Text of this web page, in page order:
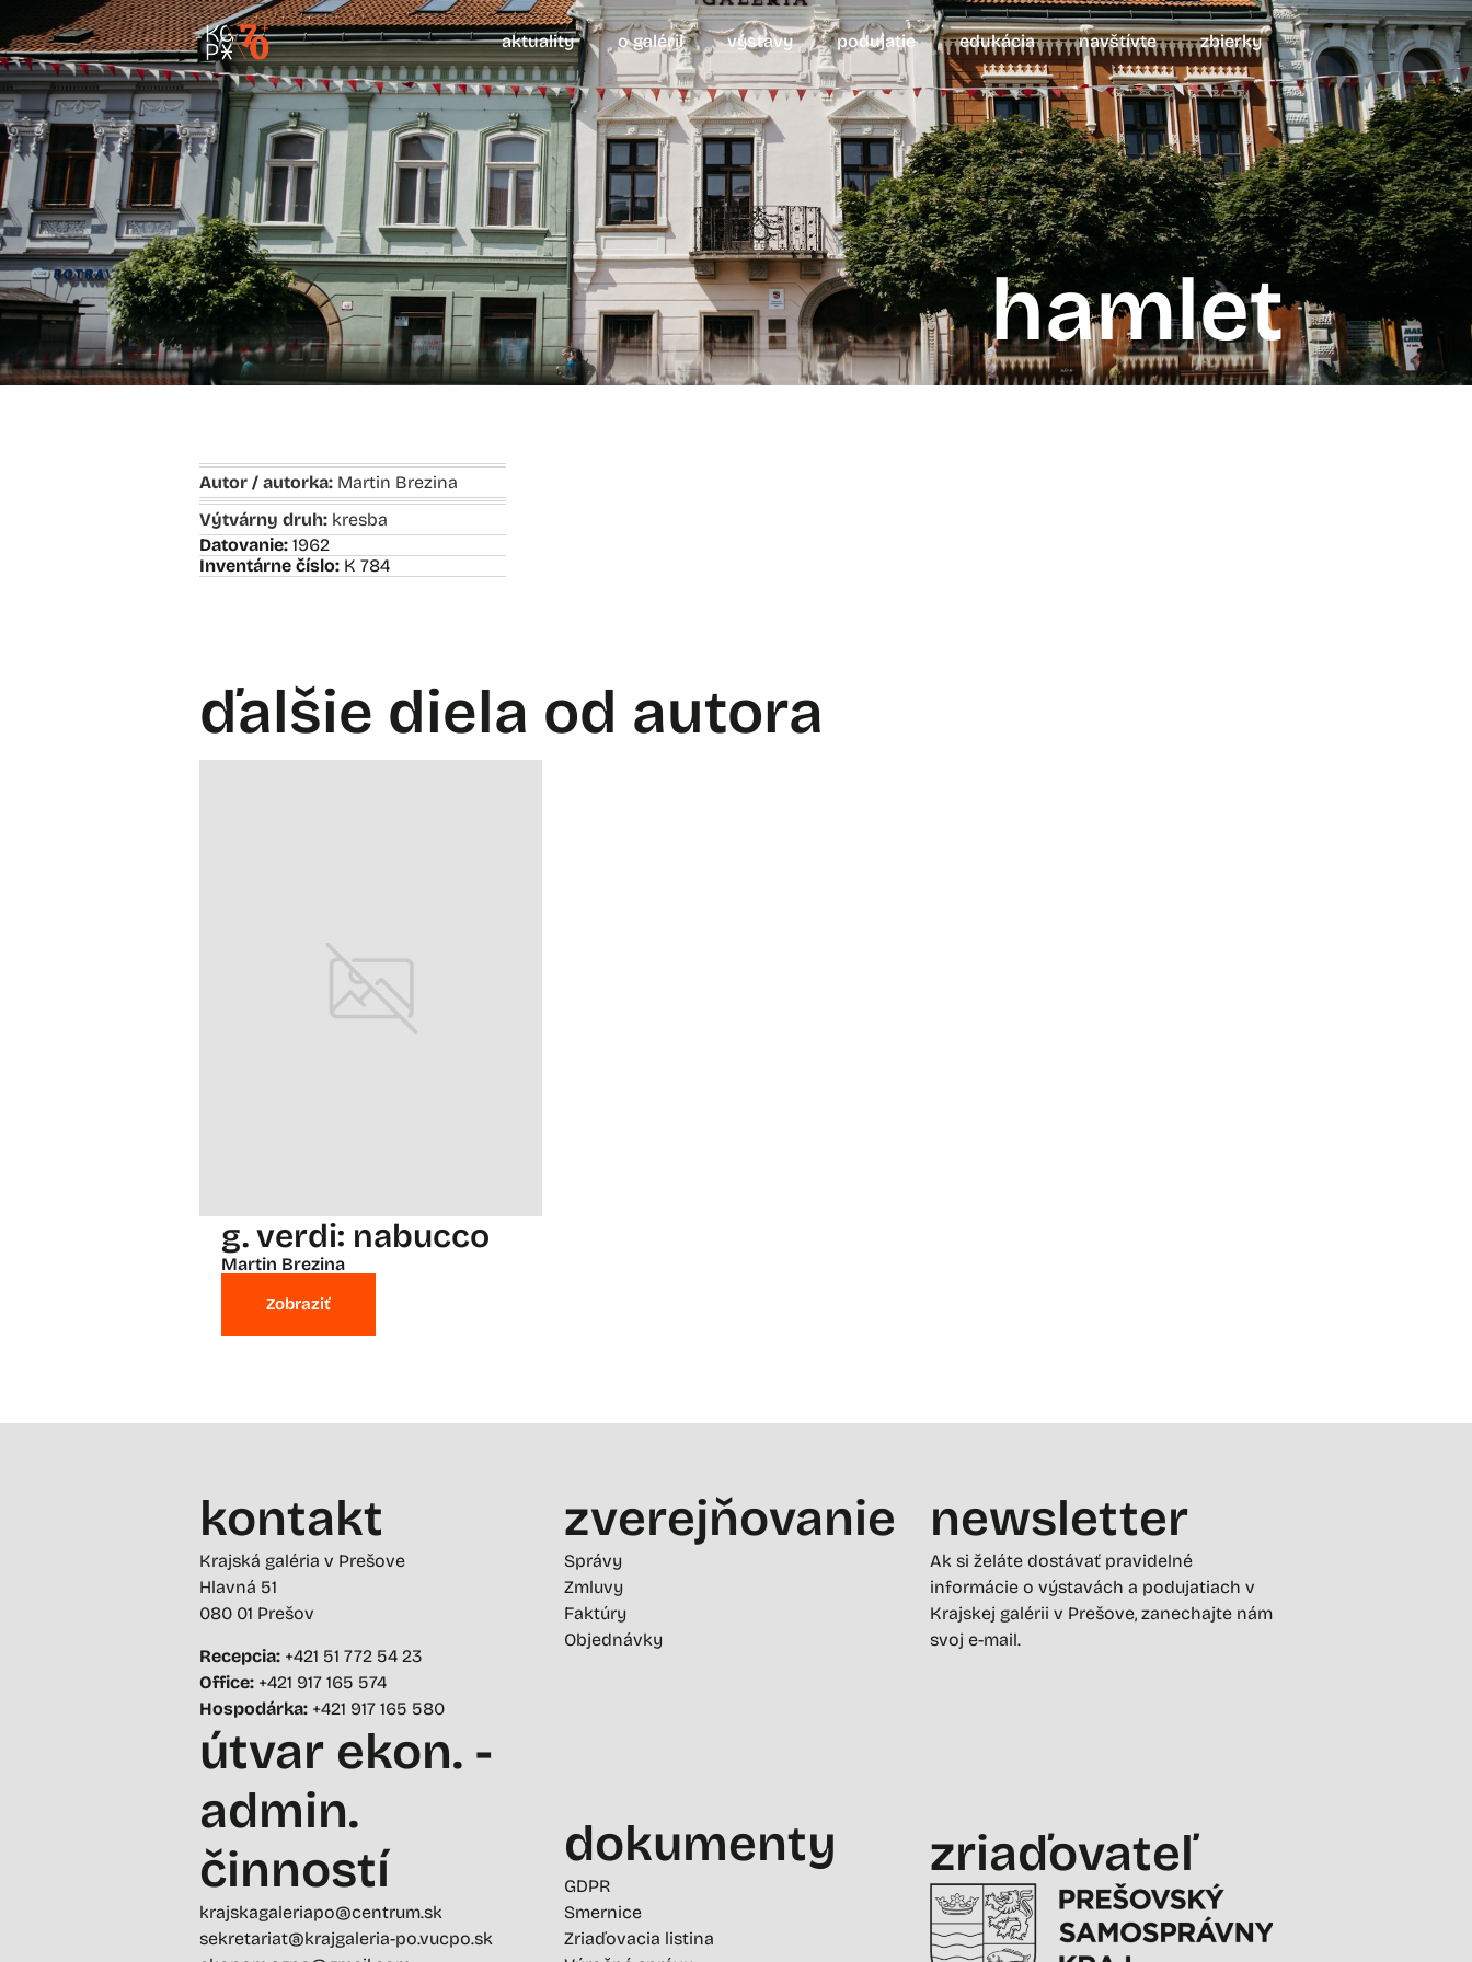
aktuality o galérii výstavy podujatie edukácia navštívte zbierky
hamlet
Autor / autorka: Martin Brezina
Výtvárny druh: kresba
Datovanie: 1962
Inventárne číslo: K 784
ďalšie diela od autora
g. verdi: nabucco
Martin Brezina
Zobraziť
kontakt
Krajská galéria v Prešove
Hlavná 51
080 01 Prešov
Recepcia: +421 51 772 54 23
Office: +421 917 165 574
Hospodárka: +421 917 165 580
útvar ekon. -
admin.
činností
krajskagaleriapo@centrum.sk
sekretariat@krajgaleria-po.vucpo.sk
zverejňovanie
Správy
Zmluvy
Faktúry
Objednávky
dokumenty
GDPR
Smernice
Zriaďovacia listina
newsletter
Ak si želáte dostávať pravidelné
informácie o výstavách a podujatiach v
Krajskej galérii v Prešove, zanechajte nám
svoj e-mail.
zriaďovateľ